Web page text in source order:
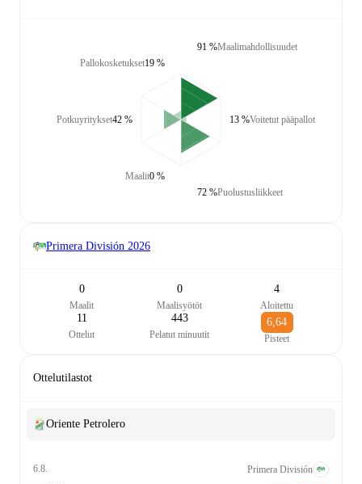
Pallokosketukset19 %
Potkuyritykset42 %
Maalit0 %
Maalimahdollisuudet
91 %
Voitetut pääpallot
13 %
Puolustusliikkeet
72 %
Primera División 2026
0
Maalit
0
Maalisyötöt
4
Aloitettu
11
Ottelut
443
Pelatut minuutit
6,64
Pisteet
Ottelutilastot
Oriente Petrolero
6.8.
Primera División